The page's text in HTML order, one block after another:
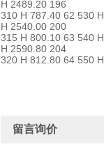
H 2489.20 196
310 H 787.40 62 530
H 2540.00 200
315 H 800.10 63 540
H 2590.80 204
320 H 812.80 64 550
留言询价